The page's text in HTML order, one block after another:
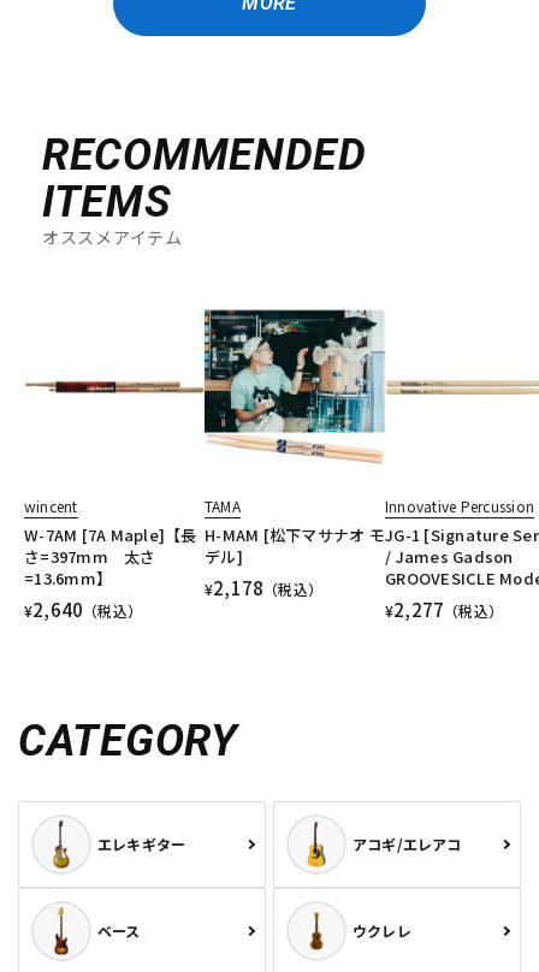
RECOMMENDED
ITEMS
オススメアイテム
wincent
W-7AM [7A Maple]【長
さ=397mm 太さ
=13.6mm】
¥2,640 （税込）
TAMA
H-MAM [松下マサナオ モ
デル]
¥2,178 （税込）
Innovative Percussion
JG-1 [Signature
/ James Gadson
GROOVESICLE
¥2,277 （税込）
CATEGORY
エレキギター アコギ/エレアコ
ベース ウクレレ